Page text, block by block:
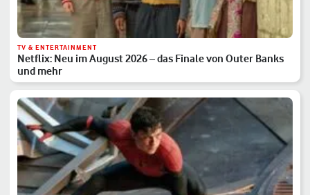
TV & ENTERTAINMENT
Netflix: Neu im August 2026 – das Finale von Outer Banks
und mehr